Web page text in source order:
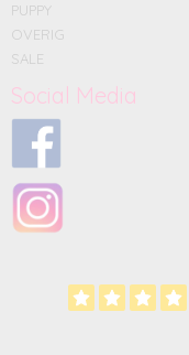
PUPPY
OVERIG
SALE
Social Media